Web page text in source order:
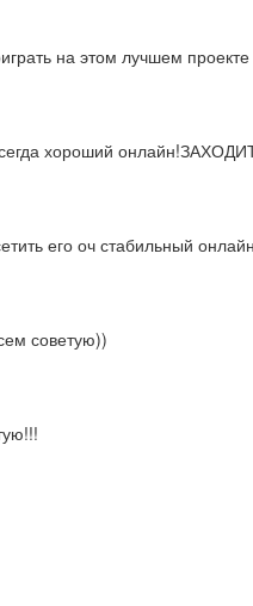
на этом лучшем
хороший
его оч стабильный
советую))